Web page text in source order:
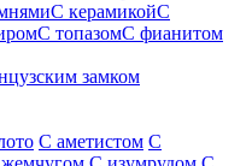
С керамикойС
С топазомС фианитом
замком
С аметистом С